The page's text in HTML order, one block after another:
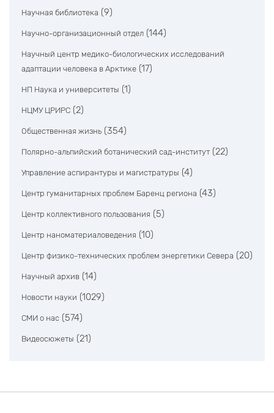
Научная библиотека (9)
Научно-организационный отдел (144)
Научный центр медико-биологических исследований
адаптации человека в Арктике (17)
НП Наука и университеты (1)
НЦМУ ЦРИРС (2)
Общественная жизнь (354)
Полярно-альпийский ботанический сад-институт (22)
Управление аспирантуры и магистратуры (4)
Центр гуманитарных проблем Баренц региона (43)
Центр коллективного пользования (5)
Центр наноматериаловедения (10)
Центр физико-технических проблем энергетики Севера (20)
Научный архив (14)
Новости науки (1029)
СМИ о нас (574)
Видеосюжеты (21)